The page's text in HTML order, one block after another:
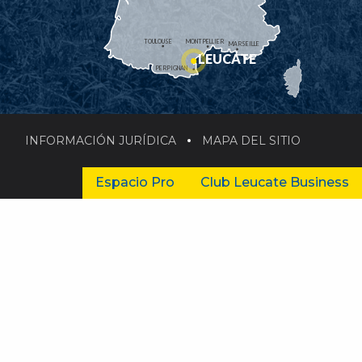
MONTPELLIER
PERPIGNAN
MARSEILLE
TOULOUSE
LEUCATE
INFORMACIÓN JURÍDICA MAPA DEL SITIO
Espacio Pro Club Leucate Business